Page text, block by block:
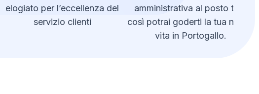
elogiato per l’eccellenza del
servizio clienti
amministrativa al posto tuo,
così potrai goderti la tua nuova
vita in Portogallo.